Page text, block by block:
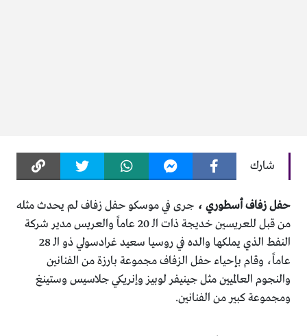
شارك
حفل زفاف أسطوري ، جرى في موسكو حفل زفاف لم يحدث مثله
من قبل للعريسين خديجة ذات الـ 20 عاماً والعريس مدير شركة
النفط الذي يملكها والده في روسيا سعيد غرادسولي ذو الـ 28
عاماً، وقام بإحياء حفل الزفاف مجموعة بارزة من الفنانين
والنجوم العالميين مثل جينيفر لوبيز وإنريكي جلاسيس وستينغ
ومجموعة كبير من الفنانين.